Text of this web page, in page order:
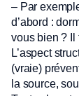
– Par
d’abord :
vous bien ? Il
L’aspect
(vraie)
la source,